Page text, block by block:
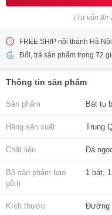
(Tư vấn
FREE SHIP nội thành Hà
Đổi, trả sản phẩm trong 72
Thông tin sản phẩm
Sản phẩm Bát tụ
Hãng sản xuất Trung
Chất liệu Đá
Bộ sản phẩm bao
gồm
1 bát,
Kích thước Đường